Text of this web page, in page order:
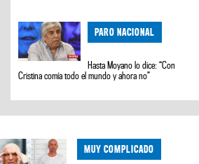
PARO NACIONAL
Hasta Moyano lo dice: “Con
Cristina comía todo el mundo y ahora no”
MUY COMPLICADO